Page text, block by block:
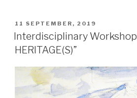
POSTED
ON
11 SEPTEMBER, 2019
Interdisciplinary Workshop
HERITAGE(S)”